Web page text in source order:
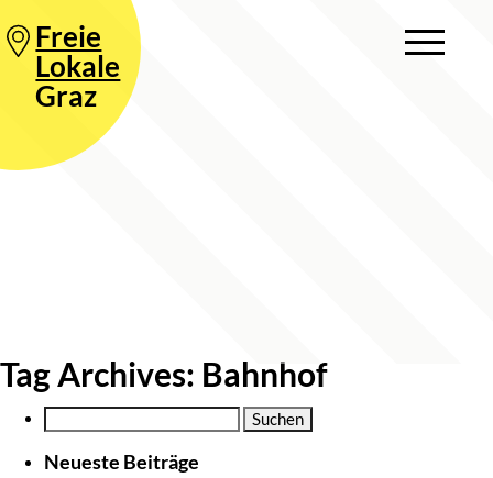
Freie
Lokale
Graz
Tag Archives: Bahnhof
Suche
nach:
Neueste Beiträge